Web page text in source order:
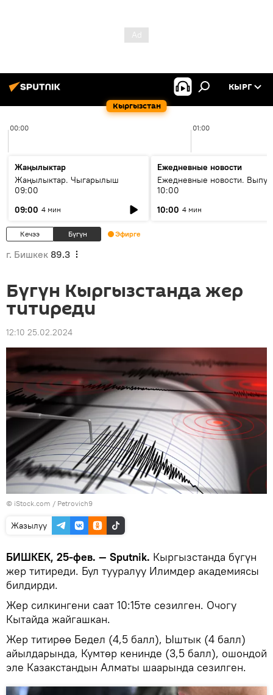
Кыргызстан
КЫРГ
00:00 01:00
Жаңылыктар
Жаңылыктар. Чыгарылыш
09:00
09:00 4 мин
Ежедневные новости
Ежедневные новости.
10:00
10:00 4 мин
Кечээ Бүгүн Эфирге
г. Бишкек 89.3
Бүгүн Кыргызстанда жер
титиреди
12:10 25.02.2024
© iStock.com / Petrovich9
Жазылуу
БИШКЕК, 25-фев. — Sputnik. Кыргызстанда бүгүн
жер титиреди. Бул тууралуу Илимдер академиясы
билдирди.
Жер силкингени саат 10:15те сезилген. Очогу
Кытайда жайгашкан.
Жер титирөө Бедел (4,5 балл), Ыштык (4 балл)
айылдарында, Кумтөр кенинде (3,5 балл), ошондой
эле Казакстандын Алматы шаарында сезилген.